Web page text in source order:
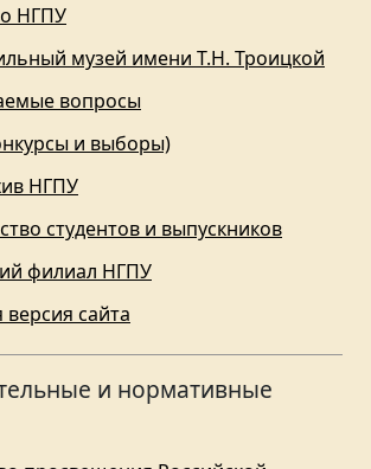
НГПУ
музей имени Т.Н. Троицкой
вопросы
и выборы)
НГПУ
студентов и выпускников
филиал НГПУ
сайта
и нормативные